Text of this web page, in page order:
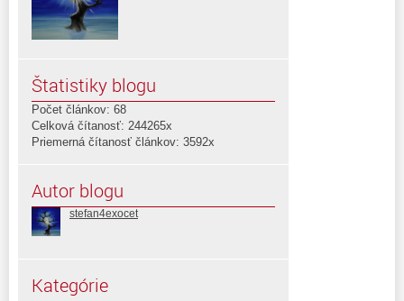
Štatistiky blogu
Počet článkov: 68
Celková čítanosť: 244265x
Priemerná čítanosť článkov: 3592x
Autor blogu
stefan4exocet
Kategórie